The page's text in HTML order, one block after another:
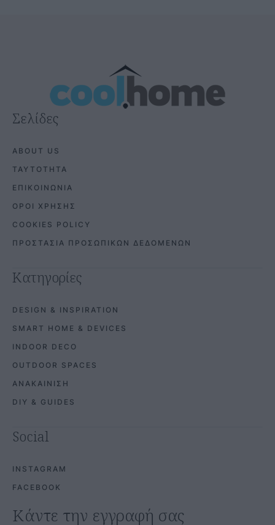
Σελίδες
ABOUT US
ΤΑΥΤΟΤΗΤΑ
ΕΠΙΚΟΙΝΩΝΙΑ
ΟΡΟΙ ΧΡΗΣΗΣ
COOKIES POLICY
ΠΡΟΣΤΑΣΙΑ ΠΡΟΣΩΠΙΚΩΝ ΔΕΔΟΜΕΝΩΝ
Κατηγορίες
DESIGN & INSPIRATION
SMART HOME & DEVICES
INDOOR DECO
OUTDOOR SPACES
ΑΝΑΚΑΙΝΙΣΗ
DIY & GUIDES
Social
INSTAGRAM
FACEBOOK
Κάντε την εγγραφή σας